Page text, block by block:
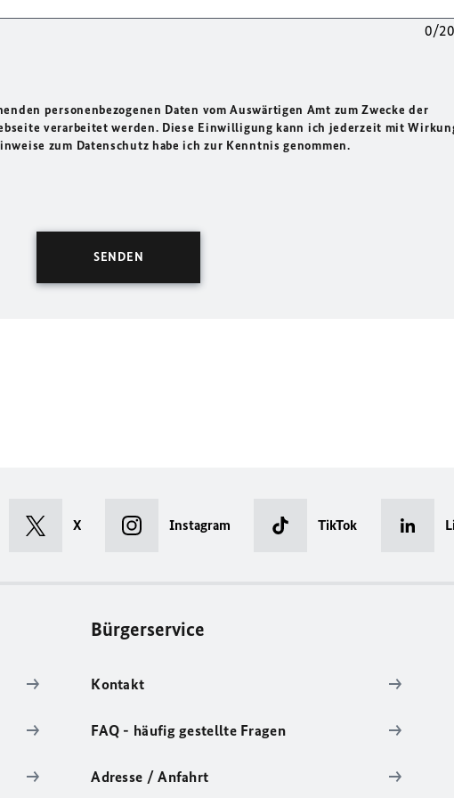
0/
personenbezogenen Daten vom Auswärtigen Amt zum Zwecke der
verarbeitet werden. Diese Einwilligung kann ich jederzeit mit
zum Datenschutz habe ich zur Kenntnis genommen.
X Instagram TikTok
Bürgerservice
Kontakt
FAQ - häufig gestellte Fragen
Adresse / Anfahrt